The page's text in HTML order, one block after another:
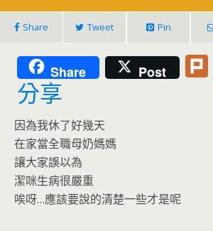
Share Tweet Pin
Share Post
分享
因為我休了好幾天
在家當全職母奶媽媽
讓大家誤以為
潔咪生病很嚴重
唉呀…應該要說的清楚一些才是呢